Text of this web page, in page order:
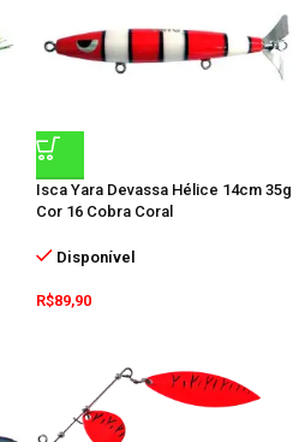
Isca Yara Devassa Hélice 14cm 35g
Cor 16 Cobra Coral
Disponível
R$89,90